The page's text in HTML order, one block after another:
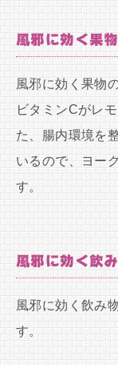
風邪に効く果
風邪に効く果物
ビタミンCがレ
た、腸内環境を
いるので、ヨー
す。
風邪に効く飲
風邪に効く飲み
す。